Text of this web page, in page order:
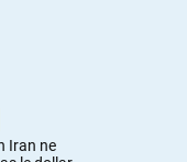
Iran ne